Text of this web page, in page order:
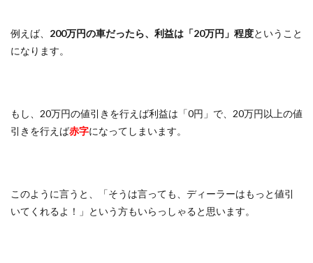
例えば、 200万円の車だったら、利益は「20万円」程度ということ
になります。
もし、20万円の値引きを行えば利益は「0円」で、20万円以上の値
引きを行えば赤字になってしまいます。
このように言うと、「そうは言っても、ディーラーはもっと値引
いてくれるよ！」という方もいらっしゃると思います。